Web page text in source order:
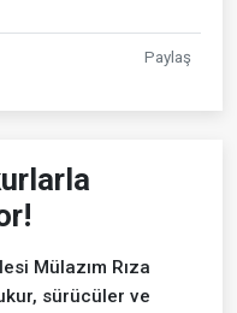
Paylaş
Mülazım Rıza
sürücüler ve